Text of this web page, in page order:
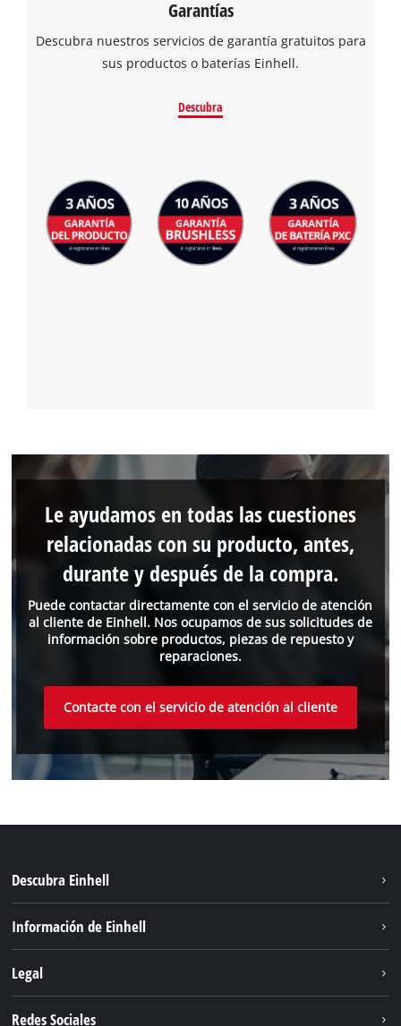
Garantías
Descubra nuestros servicios de garantía gratuitos para
sus productos o baterías Einhell.
Descubra
Puede contactar directamente con el servicio de atención
al cliente de Einhell. Nos ocupamos de sus solicitudes de
información sobre productos, piezas de repuesto y
reparaciones.
Le ayudamos en todas las cuestiones
relacionadas con su producto, antes,
durante y después de la compra.
Contacte con el servicio de atención al cliente
Descubra Einhell
Información de Einhell
Einhell global
Legal
Redes Sociales